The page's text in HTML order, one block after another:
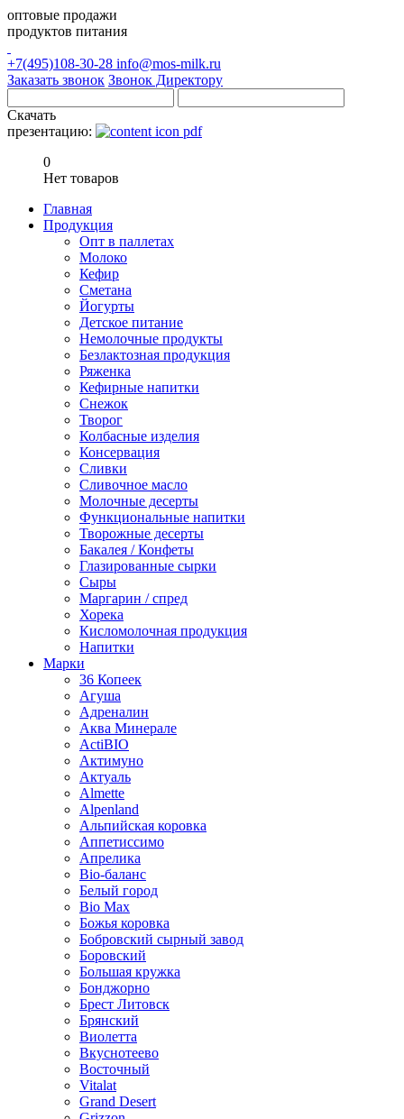
оптовые продажи
продуктов питания
+7(495)108-30-28 info@mos-milk.ru
Заказать звонок Звонок Директору
Скачать
презентацию:
0
Нет товаров
Главная
Продукция
Опт в паллетах
Молоко
Кефир
Сметана
Йогурты
Детское питание
Немолочные продукты
Безлактозная продукция
Ряженка
Кефирные напитки
Снежок
Творог
Колбасные изделия
Консервация
Сливки
Сливочное масло
Молочные десерты
Функциональные напитки
Творожные десерты
Бакалея / Конфеты
Глазированные сырки
Сыры
Маргарин / спред
Хорека
Кисломолочная продукция
Напитки
Марки
36 Копеек
Агуша
Адреналин
Аква Минерале
ActiBIO
Актимуно
Актуаль
Almette
Alpenland
Альпийская коровка
Аппетиссимо
Апрелика
Bio-баланс
Белый город
Bio Max
Божья коровка
Бобровский сырный завод
Боровский
Большая кружка
Бонджорно
Брест Литовск
Брянский
Виолетта
Вкуснотеево
Восточный
Vitalat
Grand Desert